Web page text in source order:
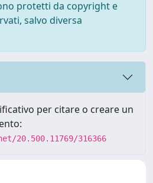
protetti da copyright e
salvo diversa
per citare o creare un
20.500.11769/316366